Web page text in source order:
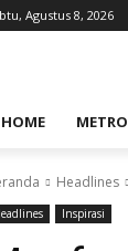
Agustus 8, 2026
HOME
Headlines
Inspirasi